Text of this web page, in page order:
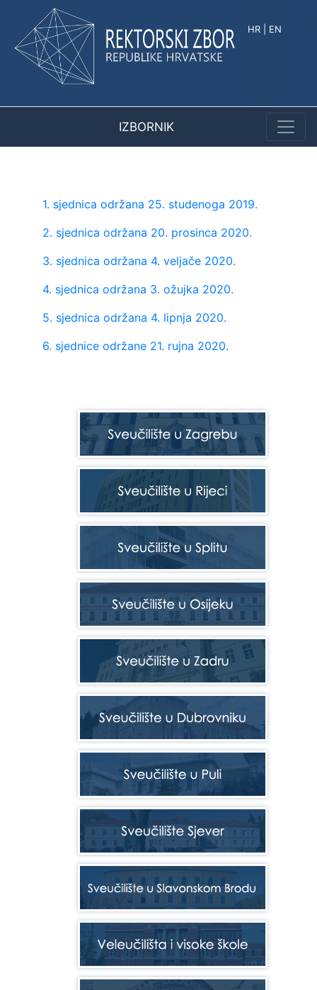
HR EN
IZBORNIK
1. sjednica održana 25. studenoga 2019.
2. sjednica održana 20. prosinca 2020.
3. sjednica održana 4. veljače 2020.
4. sjednica održana 3. ožujka 2020.
5. sjednica održana 4. lipnja 2020.
6. sjednice održane 21. rujna 2020.